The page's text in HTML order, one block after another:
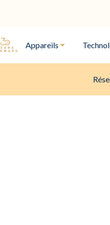
Appareils